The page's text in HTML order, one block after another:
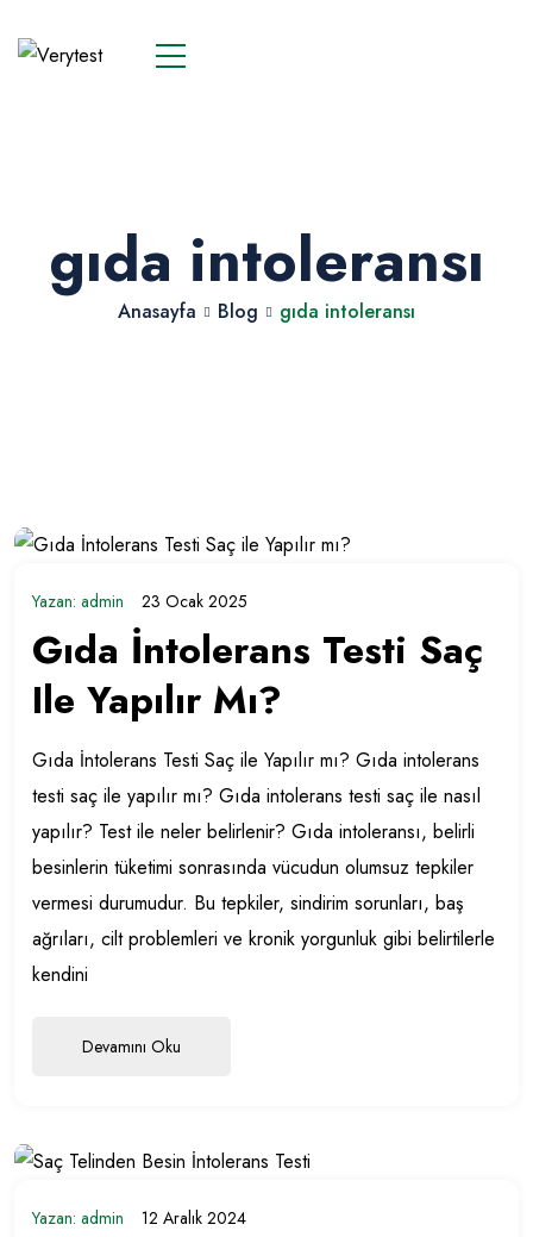
gıda intoleransı
Anasayfa Blog gıda intoleransı
Yazan: admin 23 Ocak 2025
Gıda İntolerans Testi Saç
Ile Yapılır Mı?
Gıda İntolerans Testi Saç ile Yapılır mı? Gıda intolerans
testi saç ile yapılır mı? Gıda intolerans testi saç ile nasıl
yapılır? Test ile neler belirlenir? Gıda intoleransı, belirli
besinlerin tüketimi sonrasında vücudun olumsuz tepkiler
vermesi durumudur. Bu tepkiler, sindirim sorunları, baş
ağrıları, cilt problemleri ve kronik yorgunluk gibi belirtilerle
kendini
Devamını Oku
Yazan: admin 12 Aralık 2024